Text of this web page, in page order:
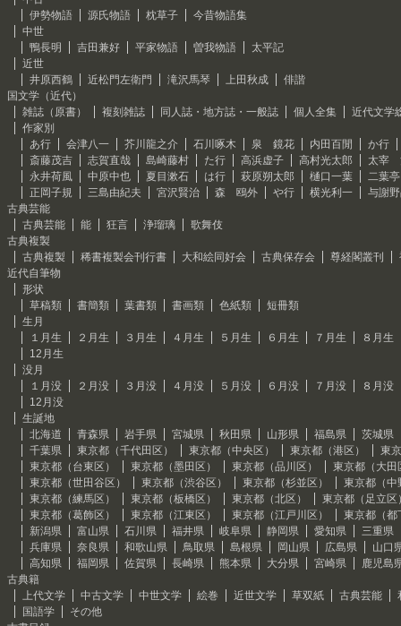
伊勢物語
源氏物語 枕草子
今昔物語集
中世
鴨長明
吉田兼好 平家物語 曽我物語
太平記
近世
井原西鶴
近松門左衛門 滝沢馬琴 上田秋成
俳諧
国文学（近代）
雑誌（原書）
複刻雑誌 同人誌・地方誌・一般誌 個人全集
近代文学
作家別
あ行
会津八一 芥川龍之介 石川啄木 泉 鏡花 内田百閒
か行
斎藤茂吉
志賀直哉 島崎藤村 た行 高浜虚子 高村光太郎
太宰
永井荷風
中原中也 夏目漱石 は行 萩原朔太郎 樋口一葉
二葉
正岡子規
三島由紀夫 宮沢賢治 森 鴎外 や行 横光利一
与謝
古典芸能
古典芸能
能 狂言 浄瑠璃
歌舞伎
古典複製
古典複製
稀書複製会刊行書 大和絵同好会 古典保存会 尊経閣叢刊
近代自筆物
形状
草稿類
書簡類 葉書類 書画類 色紙類
短冊類
生月
１月生
２月生 ３月生 ４月生 ５月生 ６月生 ７月生
８月生
12月生
没月
１月没
２月没 ３月没 ４月没 ５月没 ６月没 ７月没
８月没
12月没
生誕地
北海道
青森県 岩手県 宮城県 秋田県 山形県 福島県
茨城県
千葉県
東京都（千代田区） 東京都（中央区） 東京都（港区）
東
東京都（台東区）
東京都（墨田区） 東京都（品川区）
東京都（大田
東京都（世田谷区）
東京都（渋谷区） 東京都（杉並区）
東京都（中
東京都（練馬区）
東京都（板橋区） 東京都（北区）
東京都（足立区
東京都（葛飾区）
東京都（江東区） 東京都（江戸川区）
東京都（都
新潟県
富山県 石川県 福井県 岐阜県 静岡県 愛知県
三重県
兵庫県
奈良県 和歌山県 鳥取県 島根県 岡山県 広島県
山口
高知県
福岡県 佐賀県 長崎県 熊本県 大分県 宮崎県
鹿児島
古典籍
上代文学
中古文学 中世文学 絵巻 近世文学 草双紙 古典芸能
国語学
その他